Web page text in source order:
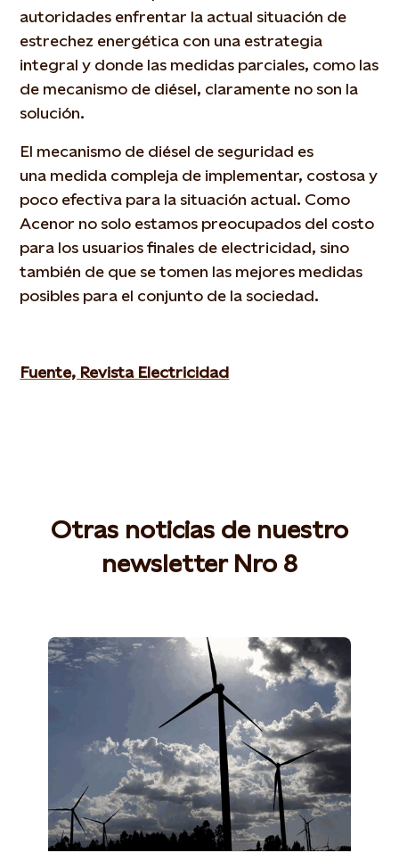
autoridades enfrentar la actual situación de
estrechez energética con una estrategia
integral y donde las medidas parciales, como las
de mecanismo de diésel, claramente no son la
solución.
El mecanismo de diésel de seguridad es
una medida compleja de implementar, costosa y
poco efectiva para la situación actual. Como
Acenor no solo estamos preocupados del costo
para los usuarios finales de electricidad, sino
también de que se tomen las mejores medidas
posibles para el conjunto de la sociedad.
Fuente, Revista Electricidad
Otras noticias de nuestro
newsletter Nro 8